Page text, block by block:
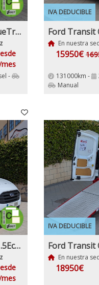
Ford Transit Connect 1.5EcoBlueTrend 210 L2 4 Puertas 100Cv Nacional IVA y Garantía Incl Etiqueta C
-
IVA DEDUCIBLE
En nuestra
15950€
131000km -
Manual
Ford Transit Connect 3Plazas 1.5EcoBlueTrend 210 L2 4 Puertas 100Cv IVA y Garantía Inc Etiqueta C
IVA DEDUCIBLE
En nuestra
18950€